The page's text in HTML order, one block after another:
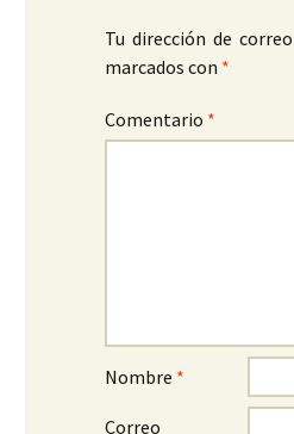
Tu dirección de
marcados con *
Comentario *
Nombre *
Correo